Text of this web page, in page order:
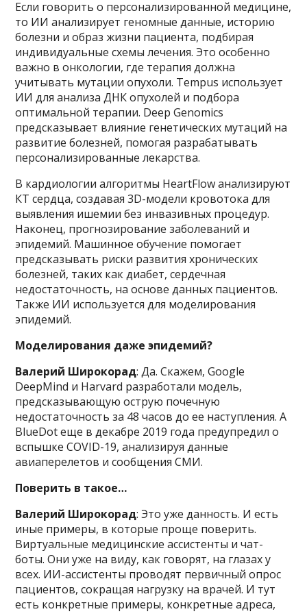
Если говорить о персонализированной медицине,
то ИИ анализирует геномные данные, историю
болезни и образ жизни пациента, подбирая
индивидуальные схемы лечения. Это особенно
важно в онкологии, где терапия должна
учитывать мутации опухоли. Tempus использует
ИИ для анализа ДНК опухолей и подбора
оптимальной терапии. Deep Genomics
предсказывает влияние генетических мутаций на
развитие болезней, помогая разрабатывать
персонализированные лекарства.
В кардиологии алгоритмы HeartFlow анализируют
КТ сердца, создавая 3D-модели кровотока для
выявления ишемии без инвазивных процедур.
Наконец, прогнозирование заболеваний и
эпидемий. Машинное обучение помогает
предсказывать риски развития хронических
болезней, таких как диабет, сердечная
недостаточность, на основе данных пациентов.
Также ИИ используется для моделирования
эпидемий.
Моделирования даже эпидемий?
Валерий Широкорад: Да. Скажем, Google
DeepMind и Harvard разработали модель,
предсказывающую острую почечную
недостаточность за 48 часов до ее наступления. А
BlueDot еще в декабре 2019 года предупредил о
вспышке COVID-19, анализируя данные
авиаперелетов и сообщения СМИ.
Поверить в такое…
Валерий Широкорад: Это уже данность. И есть
иные примеры, в которые проще поверить.
Виртуальные медицинские ассистенты и чат-
боты. Они уже на виду, как говорят, на глазах у
всех. ИИ-ассистенты проводят первичный опрос
пациентов, сокращая нагрузку на врачей. И тут
есть конкретные примеры, конкретные адреса,